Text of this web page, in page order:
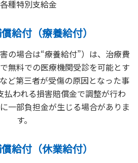
各種特別支給金
給付（療養給付）
の場合は“療養給付”）は、治療費
無料での医療機関受診を可能とす
ど第三者が受傷の原因となった事
払われる損害賠償金で調整が行わ
一部負担金が生じる場合がありま
す。
給付（休業給付）